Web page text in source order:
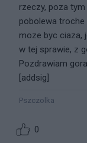
rzeczy, poza
pobolewa troche
moze byc ciaza,
w tej sprawie, z
Pozdrawiam
[addsig]
Pszczolka
0